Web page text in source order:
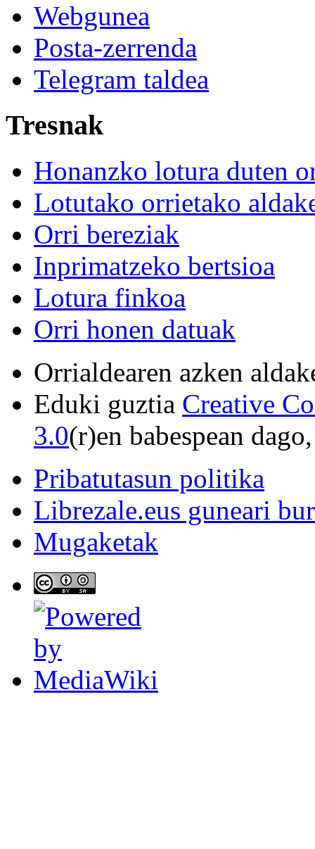
Webgunea
Posta-zerrenda
Telegram taldea
Tresnak
Honanzko lotura duten
Lotutako orrietako
Orri bereziak
Inprimatzeko bertsioa
Lotura finkoa
Orri honen datuak
Orrialdearen azken
Eduki guztia Creative
3.0(r)en babespean
Pribatutasun politika
Librezale.eus guneari
Mugaketak